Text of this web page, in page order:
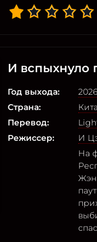
И вспыхнуло
Год выхода:
2026
Страна:
Перевод:
Режиссер:
И
На